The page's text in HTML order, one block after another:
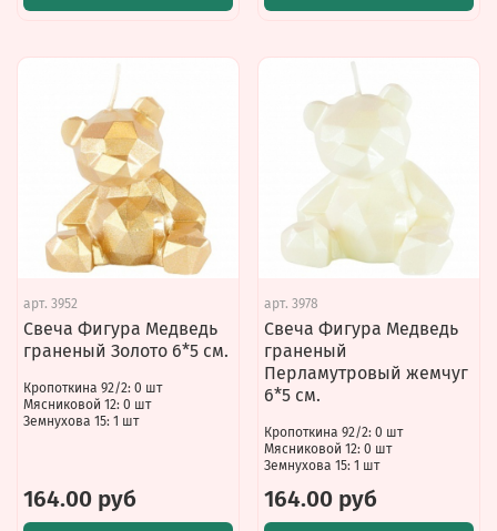
арт. 3952
Свеча Фигура Медведь
граненый Золото 6*5 см.
Кропоткина 92/2: 0 шт
Мясниковой 12: 0 шт
Земнухова 15: 1 шт
164.00 руб
арт. 3978
Свеча Фигура Медведь
граненый
Перламутровый жемчуг
6*5 см.
Кропоткина 92/2: 0 шт
Мясниковой 12: 0 шт
Земнухова 15: 1 шт
164.00 руб